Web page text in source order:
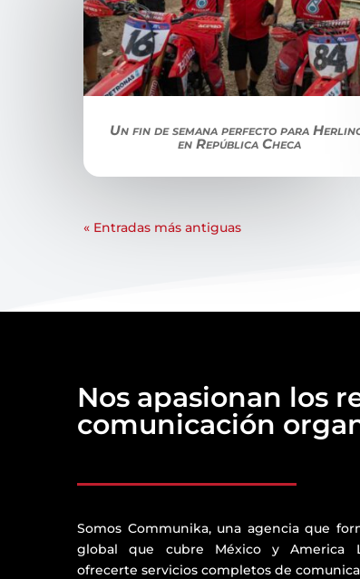
Un fin de semana perfecto para
en República Checa
« Entradas más antiguas
Nos apasionan los
comunicación
Somos Communika, una agencia que
global que cubre México y America
ofrecerte servicios completos de